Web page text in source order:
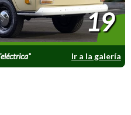
Ir a la galería
19